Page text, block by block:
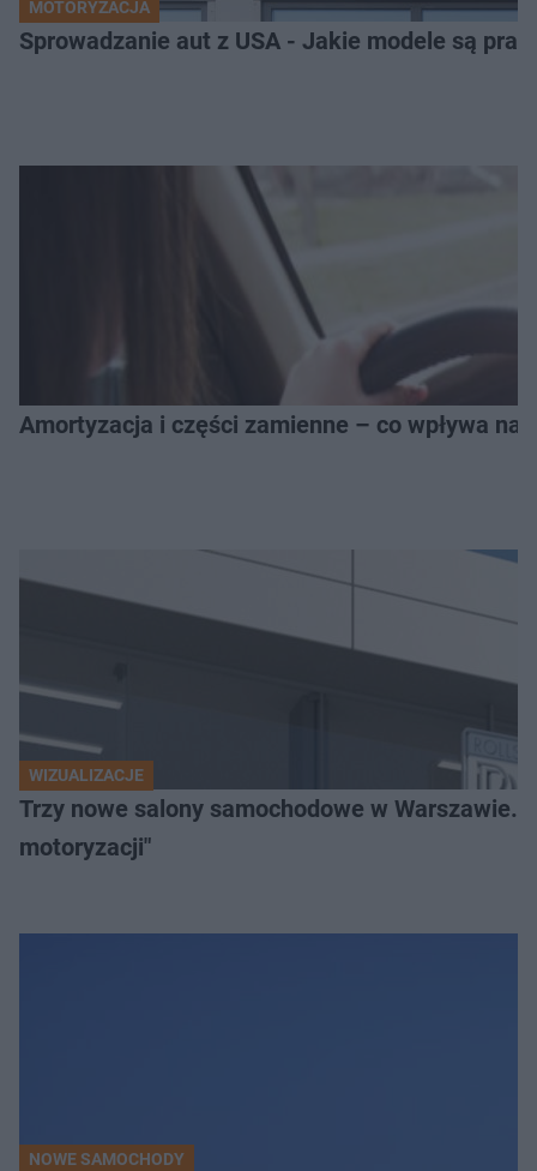
MOTORYZACJA
Sprowadzanie aut z USA - Jakie modele są
Amortyzacja i części zamienne – co wpływa na
WIZUALIZACJE
Trzy nowe salony samochodowe w
motoryzacji"
NOWE SAMOCHODY